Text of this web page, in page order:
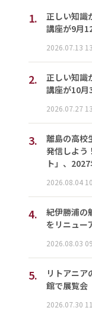
1.
正しい知
講座が9月
2026.07.13
2.
正しい知
講座が10月
2026.07.27
3.
離島の高校
発信しよう
ト」、
2026.08.04
4.
紀伊勝浦
をリニュー
2026.08.03
5.
リトアニ
館で展覧会
2026.07.30